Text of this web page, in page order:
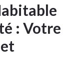
: Votre